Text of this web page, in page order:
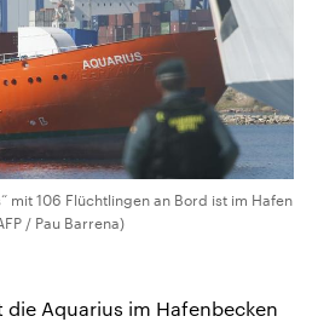
mit 106 Flüchtlingen an Bord ist im Hafen
/ Pau Barrena)
Aquarius im Hafenbecken